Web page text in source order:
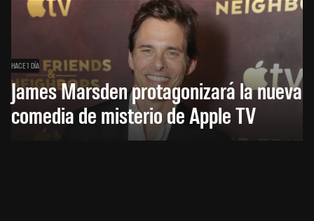
HACE 1 DÍA
James Marsden protagonizará la nueva
comedia de misterio de Apple TV